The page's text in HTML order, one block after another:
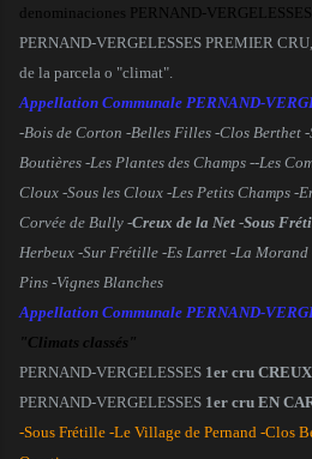
denominaciones PERNAND-
PERNAND-VERGELESSES PREMIER
de la parcela o "climat".
Appellation Communale PERNAND-
-Bois de Corton -Belles Filles -Clos Berthet -
Boutières -Les Plantes des Champs --Les
Cloux -Sous les Cloux -Les Petits Champs -
Corvée de Bully -Creux de la Net -Sous
Herbeux -Sur Frétille -Es Larret -La Morand
Pins -Vignes Blanches
Appellation Communale PERNAND-
"Climats classés"
PERNAND-VERGELESSES 1er cru
PERNAND-VERGELESSES 1er cru EN
-Sous Frétille -Le Village de Pernand -Clos